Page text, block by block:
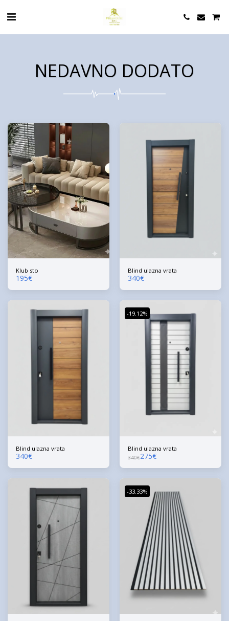
NEDAVNO DODATO
Klub sto
195€
Blind ulazna vrata
340€
Blind ulazna vrata
340€
-19.12%
Blind ulazna vrata
340€275€
-33.33%